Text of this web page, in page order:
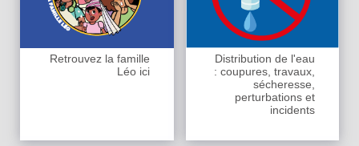
Retrouvez la famille
Léo ici
Distribution de l'eau
: coupures, travaux,
sécheresse,
perturbations et
incidents